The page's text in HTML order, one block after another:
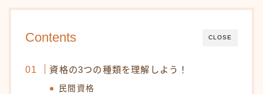
CLOSE
Contents
資格の3つの種類を理解しよう！
民間資格